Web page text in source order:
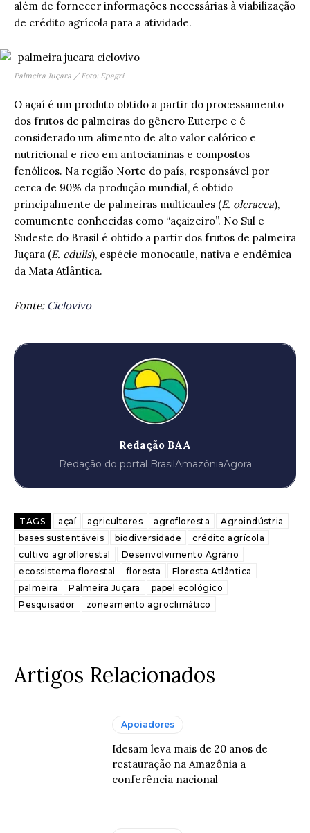
além de fornecer informações necessárias à viabilização
de crédito agrícola para a atividade.
Palmeira Juçara / Foto: Epagri
O açaí é um produto obtido a partir do processamento
dos frutos de palmeiras do gênero Euterpe e é
considerado um alimento de alto valor calórico e
nutricional e rico em antocianinas e compostos
fenólicos. Na região Norte do país, responsável por
cerca de 90% da produção mundial, é obtido
principalmente de palmeiras multicaules (E. oleracea),
comumente conhecidas como “açaizeiro”. No Sul e
Sudeste do Brasil é obtido a partir dos frutos de palmeira
Juçara (E. edulis), espécie monocaule, nativa e endêmica
da Mata Atlântica.
Fonte: Ciclovivo
Redação BAA
Redação do portal BrasilAmazôniaAgora
TAGS açaí agricultores agrofloresta
Agroindústria
bases sustentáveis
biodiversidade
crédito agrícola
cultivo agroflorestal
Desenvolvimento Agrário
ecossistema florestal
floresta
Floresta Atlântica
palmeira
Palmeira Juçara
papel ecológico
Pesquisador
zoneamento agroclimático
Artigos Relacionados
Apoiadores
Idesam leva mais de 20 anos de
restauração na Amazônia a
conferência nacional